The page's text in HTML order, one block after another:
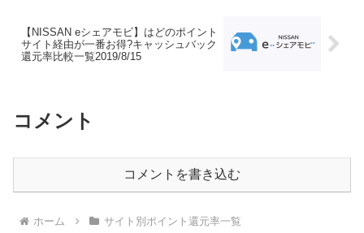
【NISSAN eシェアモビ】はどのポイント
サイト経由が一番お得?キャッシュバック
還元率比較一覧2019/8/15
コメント
コメントを書き込む
ホーム サイト別ポイント還元率一覧